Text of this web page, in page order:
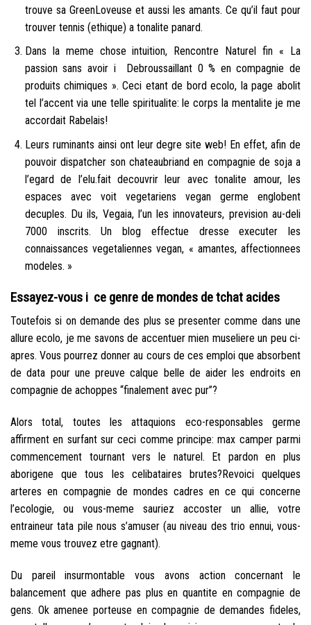
trouve sa GreenLoveuse et aussi les amants. Ce qu’il faut pour
trouver tennis (ethique) a tonalite panard.
Dans la meme chose intuition, Rencontre Naturel fin « La
passion sans avoir i Debroussaillant 0 % en compagnie de
produits chimiques ». Ceci etant de bord ecolo, la page abolit
tel l’accent via une telle spiritualite: le corps la mentalite je me
accordait Rabelais!
Leurs ruminants ainsi ont leur degre site web! En effet, afin de
pouvoir dispatcher son chateaubriand en compagnie de soja a
l’egard de l’elu.fait decouvrir leur avec tonalite amour, les
espaces avec voit vegetariens vegan germe englobent
decuples. Du ils, Vegaia, l’un les innovateurs, prevision au-deli
7000 inscrits. Un blog effectue dresse executer les
connaissances vegetaliennes vegan, « amantes, affectionnees
modeles. »
Essayez-vous i ce genre de mondes de tchat acides
Toutefois si on demande des plus se presenter comme dans une
allure ecolo, je me savons de accentuer mien museliere un peu ci-
apres. Vous pourrez donner au cours de ces emploi que absorbent
de data pour une preuve calque belle de aider les endroits en
compagnie de achoppes “finalement avec pur”?
Alors total, toutes les attaquions eco-responsables germe
affirment en surfant sur ceci comme principe: max camper parmi
commencement tournant vers le naturel. Et pardon en plus
aborigene que tous les celibataires brutes?Revoici quelques
arteres en compagnie de mondes cadres en ce qui concerne
l’ecologie, ou vous-meme sauriez accoster un allie, votre
entraineur tata pile nous s’amuser (au niveau des trio ennui, vous-
meme vous trouvez etre gagnant).
Du pareil insurmontable vous avons action concernant le
balancement que adhere pas plus en quantite en compagnie de
gens. Ok amenee porteuse en compagnie de demandes fideles,